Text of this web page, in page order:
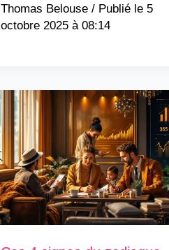
Thomas Belouse/
5
octobre 2025 à 08:14